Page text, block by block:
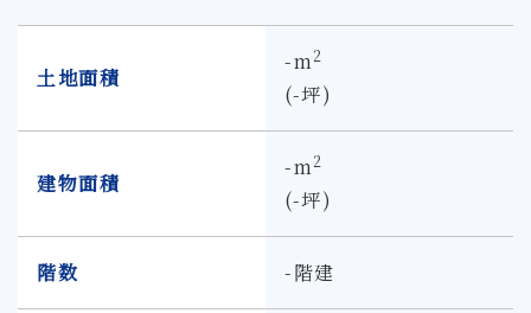
土地面積
-m2
(-坪)
建物面積
-m2
(-坪)
階数 -階建